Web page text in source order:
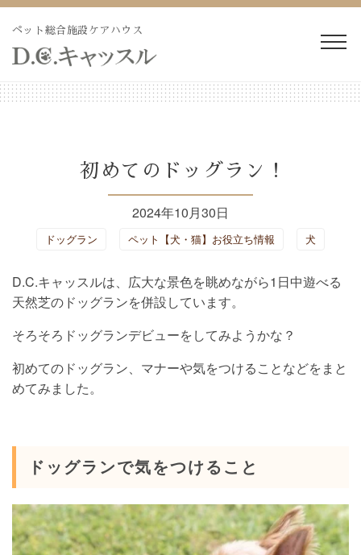
Skip
content
ペット総合施設ケアハウス
ペットホテル・長期預か
長期療養ケア
ペット訪問火葬・葬儀 ドッグラン
よくあるご質問 ブログ
初めてのドッグラン !
2024年10月30日
ドッグラン ペット【犬・猫】お役立ち情報 犬
D.C.キャッスルは、広大な景色を眺めながら1日中遊べる
天然芝のドッグランを併設しています。
そろそろドッグランデビューをしてみようかな？
初めてのドッグラン、マナーや気をつけることなどをまと
めてみました。
ドッグランで気をつけること